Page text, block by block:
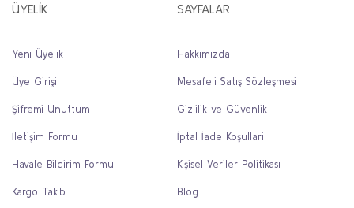
ÜYELİK
Yeni Üyelik
Üye Girişi
Şifremi Unuttum
İletişim Formu
Havale Bildirim Formu
Kargo Takibi
SAYFALAR
Hakkımızda
Mesafeli Satış Sözleşmesi
Gizlilik ve Güvenlik
İptal İade Koşullari
Kişisel Veriler Politikası
Blog